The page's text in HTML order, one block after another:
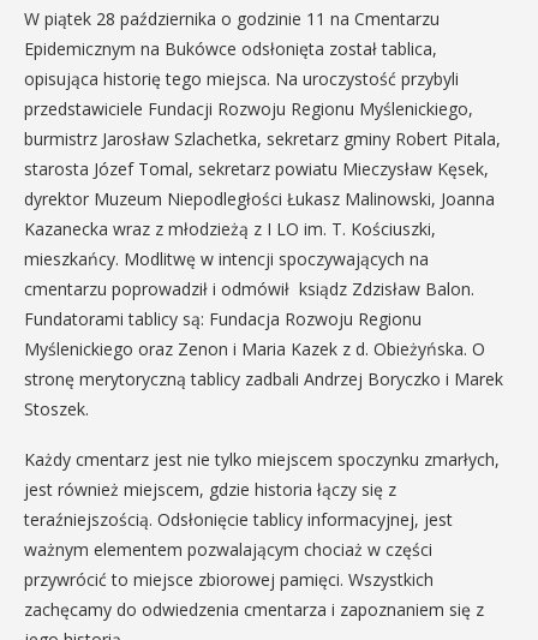
W piątek 28 października o godzinie 11 na Cmentarzu
Epidemicznym na Bukówce odsłonięta został tablica,
opisująca historię tego miejsca. Na uroczystość przybyli
przedstawiciele Fundacji Rozwoju Regionu Myślenickiego,
burmistrz Jarosław Szlachetka, sekretarz gminy Robert Pitala,
starosta Józef Tomal, sekretarz powiatu Mieczysław Kęsek,
dyrektor Muzeum Niepodległości Łukasz Malinowski, Joanna
Kazanecka wraz z młodzieżą z I LO im. T. Kościuszki,
mieszkańcy. Modlitwę w intencji spoczywających na
cmentarzu poprowadził i odmówił ksiądz Zdzisław Balon.
Fundatorami tablicy są: Fundacja Rozwoju Regionu
Myślenickiego oraz Zenon i Maria Kazek z d. Obieżyńska. O
stronę merytoryczną tablicy zadbali Andrzej Boryczko i Marek
Stoszek.
Każdy cmentarz jest nie tylko miejscem spoczynku zmarłych,
jest również miejscem, gdzie historia łączy się z
teraźniejszością. Odsłonięcie tablicy informacyjnej, jest
ważnym elementem pozwalającym chociaż w części
przywrócić to miejsce zbiorowej pamięci. Wszystkich
zachęcamy do odwiedzenia cmentarza i zapoznaniem się z